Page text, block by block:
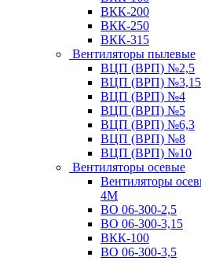
ВКК-200
ВКК-250
ВКК-315
Вентиляторы пылевые
ВЦП (ВРП) №2,5
ВЦП (ВРП) №3,15
ВЦП (ВРП) №4
ВЦП (ВРП) №5
ВЦП (ВРП) №6,3
ВЦП (ВРП) №8
ВЦП (ВРП) №10
Вентиляторы осевые
Вентиляторы
4М
ВО 06-300-2,5
ВО 06-300-3,15
ВКК-100
ВО 06-300-3,5